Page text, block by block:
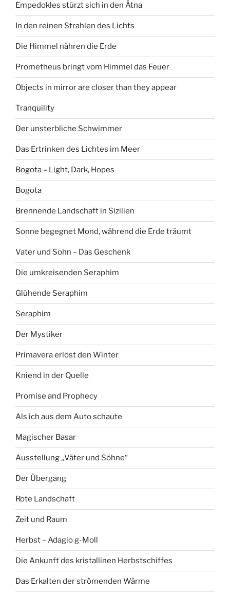
Empedokles stürzt sich in den Ätna
In den reinen Strahlen des Lichts
Die Himmel nähren die Erde
Prometheus bringt vom Himmel das Feuer
Objects in mirror are closer than they appear
Tranquility
Der unsterbliche Schwimmer
Das Ertrinken des Lichtes im Meer
Bogota – Light, Dark, Hopes
Bogota
Brennende Landschaft in Sizilien
Sonne begegnet Mond, während die Erde träumt
Vater und Sohn – Das Geschenk
Die umkreisenden Seraphim
Glühende Seraphim
Seraphim
Der Mystiker
Primavera erlöst den Winter
Kniend in der Quelle
Promise and Prophecy
Als ich aus dem Auto schaute
Magischer Basar
Ausstellung „Väter und Söhne“
Der Übergang
Rote Landschaft
Zeit und Raum
Herbst – Adagio g-Moll
Die Ankunft des kristallinen Herbstschiffes
Das Erkalten der strömenden Wärme